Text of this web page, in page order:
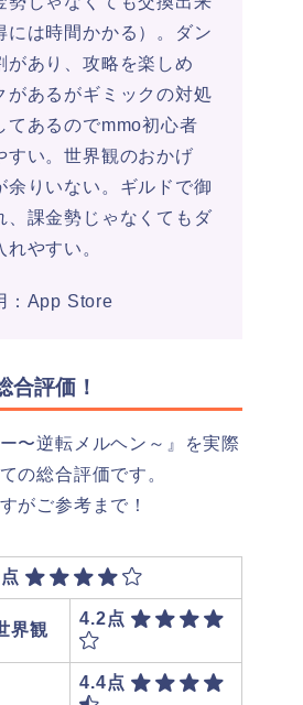
には時間かかる）。ダン
があり、攻略を楽しめ
があるがギミックの対処
てあるのでmmo初心者
すい。世界観のおかげ
余りいない。ギルドで御
、課金勢じゃなくてもダ
やすい。
：App Store
評価！
〜逆転メルヘン～』を実際
の総合評価です。
がご参考まで！
界観
4.2点
4.4点